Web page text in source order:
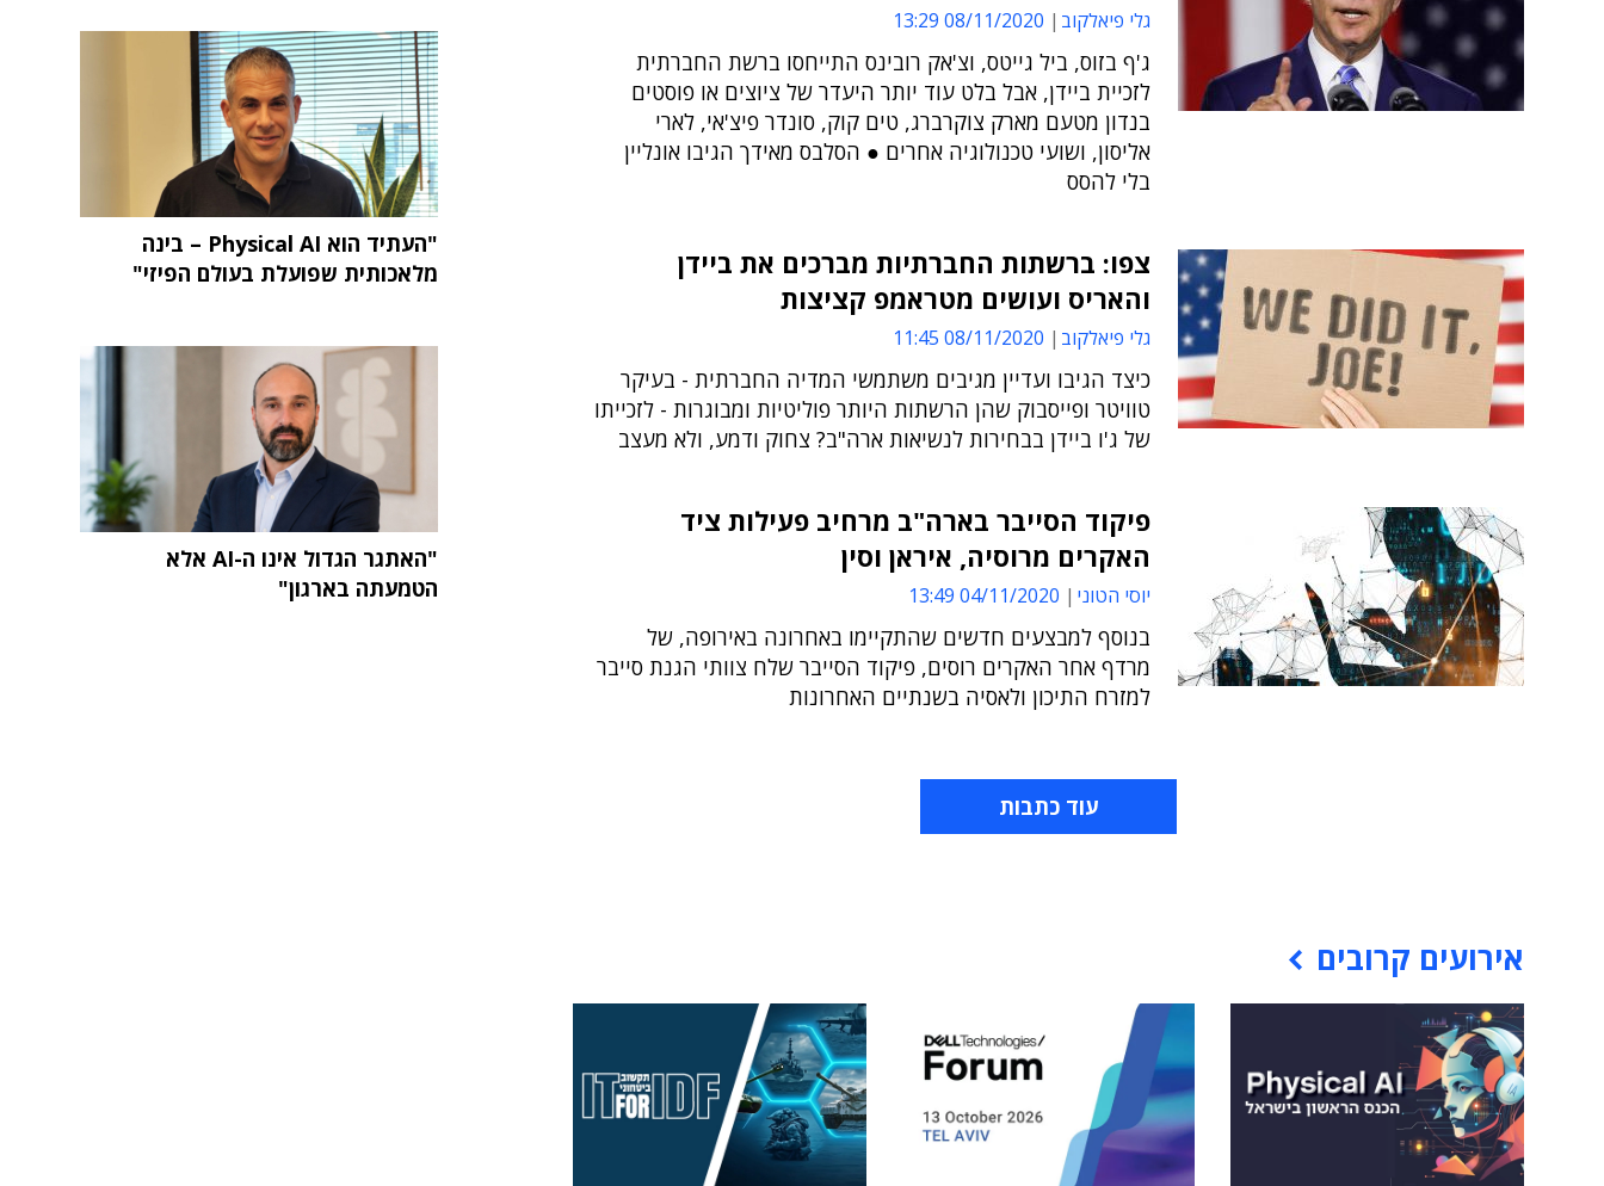
גלי פיאלקוב 08/11/2020 13:29
ג'ף בזוס, ביל גייטס, וצ'אק רובינס התייחסו ברשת החברתית
לזכיית ביידן, אבל בלט עוד יותר היעדר של ציוצים או פוסטים
בנדון מטעם מארק צוקרברג, טים קוק, סונדר פיצ'אי, לארי
אליסון, ושועי טכנולוגיה אחרים ● הסלבס מאידך הגיבו אונליין
בלי להסס
צפו: ברשתות החברתיות מברכים את ביידן
והאריס ועושים מטראמפ קציצות
גלי פיאלקוב 08/11/2020 11:45
כיצד הגיבו ועדיין מגיבים משתמשי המדיה החברתית - בעיקר
טוויטר ופייסבוק שהן הרשתות היותר פוליטיות ומבוגרות - לזכייתו
של ג'ו ביידן בבחירות לנשיאות ארה"ב? צחוק ודמע, ולא מעצב
פיקוד הסייבר בארה"ב מרחיב פעילות ציד
האקרים מרוסיה, איראן וסין
יוסי הטוני 04/11/2020 13:49
בנוסף למבצעים חדשים שהתקיימו באחרונה באירופה, של
מרדף אחר האקרים רוסים, פיקוד הסייבר שלח צוותי הגנת סייבר
למזרח התיכון ולאסיה בשנתיים האחרונות
עוד כתבות
אירועים קרובים
"העתיד הוא Physical AI – בינה
מלאכותית שפועלת בעולם הפיזי"
"האתגר הגדול אינו ה-AI אלא
הטמעתה בארגון"